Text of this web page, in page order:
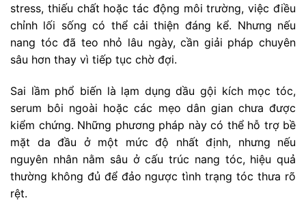
stress, thiếu chất hoặc tác động môi trường, việc điều
chỉnh lối sống có thể cải thiện đáng kể. Nhưng nếu
nang tóc đã teo nhỏ lâu ngày, cần giải pháp chuyên
sâu hơn thay vì tiếp tục chờ đợi.
Sai lầm phổ biến là lạm dụng dầu gội kích mọc tóc,
serum bôi ngoài hoặc các mẹo dân gian chưa được
kiểm chứng. Những phương pháp này có thể hỗ trợ bề
mặt da đầu ở một mức độ nhất định, nhưng nếu
nguyên nhân nằm sâu ở cấu trúc nang tóc, hiệu quả
thường không đủ để đảo ngược tình trạng tóc thưa rõ
rệt.